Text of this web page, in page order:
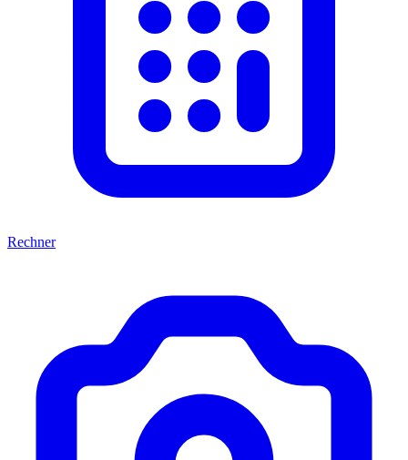
Rechner